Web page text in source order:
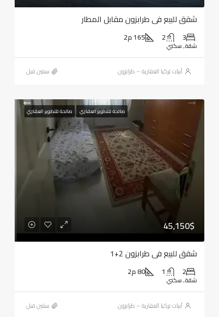
شقق للبيع في طرابزون مقابل المطار
3
2 165 م2
شقة, سكني
أبيات تركيا العقارية – طرابزون ‏سنتين قبل
صالحة للتطوير العقاري صالحة للتطوير العقاري
45,150$
شقق للبيع في طرابزون 2+1
2
1 80 م2
شقة, سكني
أبيات تركيا العقارية – طرابزون ‏سنتين قبل